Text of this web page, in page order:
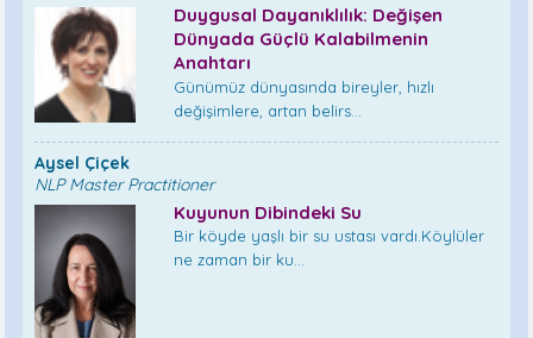
Duygusal Dayanıklılık: Değişen
Dünyada Güçlü Kalabilmenin
Anahtarı
Günümüz dünyasında bireyler, hızlı
değişimlere, artan belirs...
Aysel Çiçek
NLP Master Practitioner
Kuyunun Dibindeki Su
Bir köyde yaşlı bir su ustası vardı.Köylüler
ne zaman bir ku...